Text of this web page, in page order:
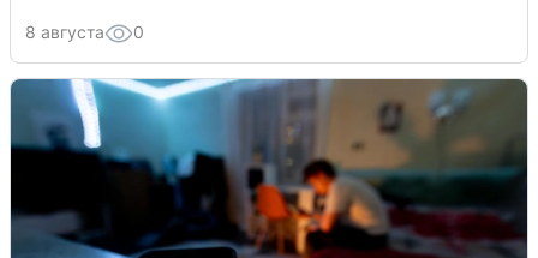
8 августа 0